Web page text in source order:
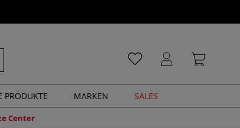
PRODUKTE MARKEN SALES
Center